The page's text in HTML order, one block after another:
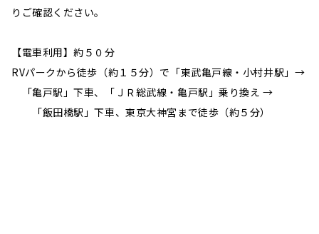
りご確認ください。
【電車利用】約５０分
RVパークから徒歩（約１５分）で「東武亀戸線・小村井駅」→
「亀戸駅」下車、「ＪＲ総武線・亀戸駅」乗り換え →
「飯田橋駅」下車、東京大神宮まで徒歩（約５分）